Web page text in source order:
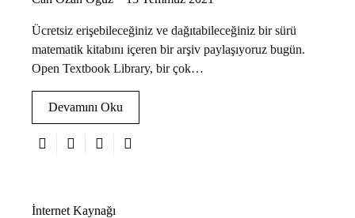
Ücretsiz erişebileceğiniz ve dağıtabileceğiniz bir sürü
matematik kitabını içeren bir arşiv paylaşıyoruz bugün.
Open Textbook Library, bir çok…
Devamını Oku
İnternet Kaynağı